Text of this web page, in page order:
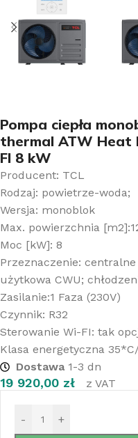
Pompa ciepła
thermal ATW Heat
FI 8 kW
Producent: TCL
Rodzaj: powietrze-woda;
Wersja: monoblok
Max. powierzchnia
Moc [kW]: 8
Przeznaczenie:
użytkowa CWU;
Zasilanie:1 Faza (230V)
Czynnik: R32
Sterowanie Wi-FI: tak
Klasa energetyczna
Dostawa1-3 dn
19 920,00 zł z VAT
- +